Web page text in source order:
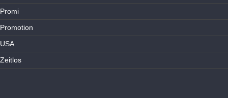
Promi
Promotion
USA
Zeitlos